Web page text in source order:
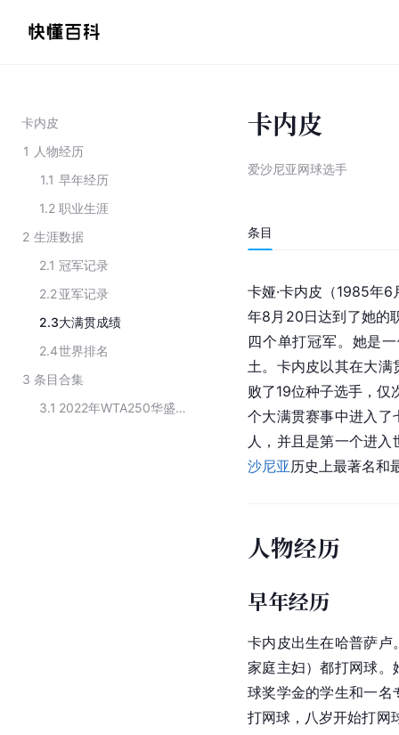
卡内皮
1 人物经历
1.1 早年经历
1.2 职业生涯
2 生涯数据
2.1 冠军记录
2.2亚军记录
2.3大满贯成绩
2.4世界排名
3 条目合集
3.1
2022年WTA250华盛顿站女子单打四强
卡内皮
爱沙尼亚网球选手
条目
卡娅·卡内皮（1985年
年8月20日达到了她的
四个单打冠军。她是
土。卡内皮以其在大
败了19位种子选手，仅
个大满贯赛事中进入了
人，并且是第一个进
沙尼亚 历史上最著名和
人物经历
早年经历
卡内皮出生在哈普萨卢
家庭主妇）都打网球
球奖学金的学生和一名
打网球，八岁开始打网